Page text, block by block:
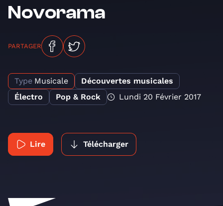
Novorama
PARTAGER
Type Musicale
Découvertes musicales
Électro
Pop & Rock Lundi 20 Février 2017
Lire Télécharger